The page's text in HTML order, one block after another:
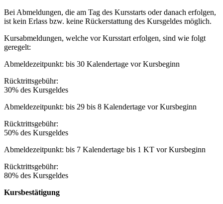
Bei Abmeldungen, die am Tag des Kursstarts oder danach erfolgen,
ist kein Erlass bzw. keine Rückerstattung des Kursgeldes möglich.
Kursabmeldungen, welche vor Kursstart erfolgen, sind wie folgt
geregelt:
Abmeldezeitpunkt: bis 30 Kalendertage vor Kursbeginn
Rücktrittsgebühr:
30% des Kursgeldes
Abmeldezeitpunkt: bis 29 bis 8 Kalendertage vor Kursbeginn
Rücktrittsgebühr:
50% des Kursgeldes
Abmeldezeitpunkt: bis 7 Kalendertage bis 1 KT vor Kursbeginn
Rücktrittsgebühr:
80% des Kursgeldes
Kursbestätigung